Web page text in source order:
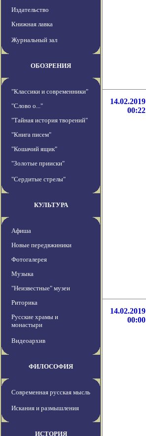
Издательство
Книжная лавка
Журнальный зал
ОБОЗРЕНИЯ
"Классики и современники"
"Слово о..."
"Тайная история творений"
"Книга писем"
"Кошачий ящик"
"Золотые прииски"
"Сердитые стрелы"
КУЛЬТУРА
Афиша
Новые передвжиники
Фотогалерея
Музыка
"Неизвестные" музеи
Риторика
Русские храмы и
монастыри
Видеоархив
ФИЛОСОФИЯ
Современная русская мысль
Искания и размышления
ИСТОРИЯ
14.02.2019
00:22
14.02.2019
00:00